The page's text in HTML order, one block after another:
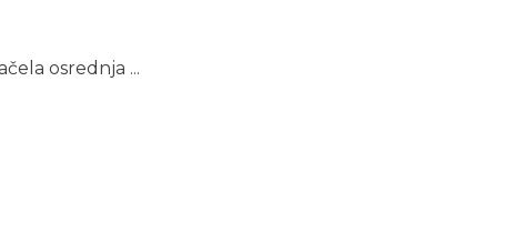
osrednja ...